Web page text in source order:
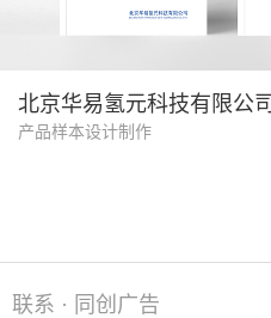
氢能制造业
北京华易氢元科技有限公司
产品样本设计制作
联系 · 同创广告